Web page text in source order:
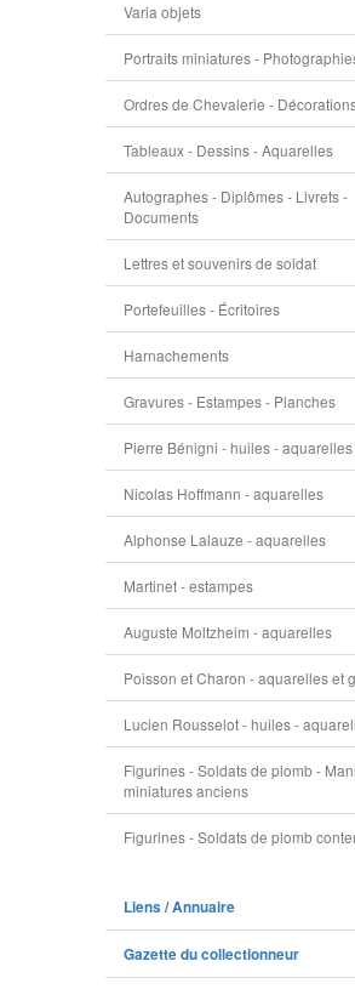
Varia objets
Portraits miniatures -
Ordres de Chevalerie -
Tableaux - Dessins - Aquarelles
Autographes - Diplômes - Livrets -
Documents
Lettres et souvenirs de soldat
Portefeuilles - Écritoires
Harnachements
Gravures - Estampes - Planches
Pierre Bénigni - huiles - aquarelles
Nicolas Hoffmann - aquarelles
Alphonse Lalauze - aquarelles
Martinet - estampes
Auguste Moltzheim - aquarelles
Poisson et Charon - aquarelles et
Lucien Rousselot - huiles -
Figurines - Soldats de plomb -
miniatures anciens
Figurines - Soldats de plomb
Liens / Annuaire
Gazette du collectionneur